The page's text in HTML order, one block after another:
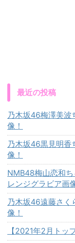
最近の投稿
乃木坂46梅澤美波
像！
乃木坂46黒見明香
像！
NMB48梅山恋和
レンジグラビア画
乃木坂46遠藤さく
像！
【2021年2月トッ